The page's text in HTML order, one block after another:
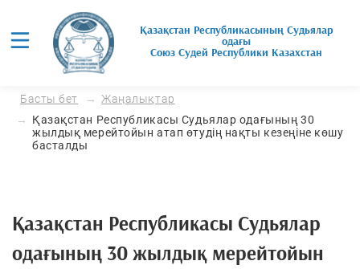
Қазақстан Республикасының Судьялар
одағы
Союз Cудей Республики Казахстан
Басты бет
Жаңалықтар
Қазақстан Республикасы Судьялар одағының 30
жылдық мерейтойын атап өтудің нақты кезеңіне көшу
басталды
Қазақстан Республикасы Судьялар
одағының 30 жылдық мерейтойын